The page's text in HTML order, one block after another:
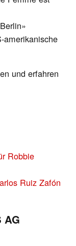
amerikanische
und erfahren
Robbie
Ruiz Zafón
AG